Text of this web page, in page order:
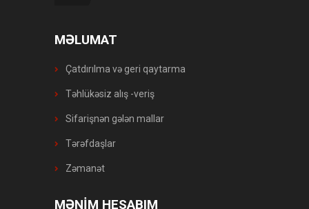
MƏLUMAT
Çatdırılma və geri qaytarma
Təhlükəsiz alış -veriş
Sifarişnən gələn mallar
Tərəfdaşlar
Zəmanət
MƏNİM HESABIM